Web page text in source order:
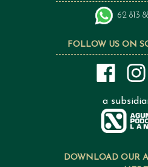
FOLLOW US ON
a
62 813
DOWNLOAD OUR